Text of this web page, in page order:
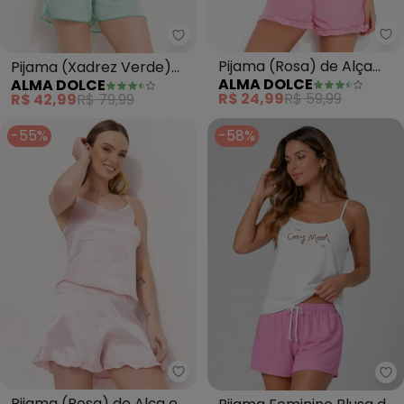
Alma Dolce - Pijama (Xadrez
Pijama (Xadrez Verde)
em Malha
ALMA DOLCE
R$ 42,99R$ 79,99
Pijama (Rosa) de Alça
com Babadinho
ALMA DOLCE
R$ 24,99R$ 59,99
-55%
Alma Dolce - Pijama (Rosa) de
-58%